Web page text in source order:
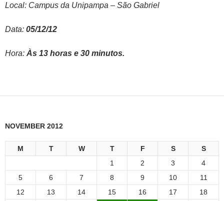
Local: Campus da Unipampa – São Gabriel
Data: 05/12/12
Hora: Às 13 horas e 30 minutos.
NOVEMBER 2012
M T W T F S
S
1
2 3
4
5
6 7 8 9 10
11
12
13 14 15 16 17
18